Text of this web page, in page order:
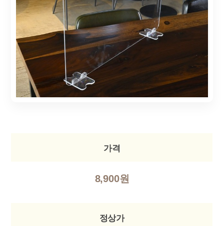
가격
8,900원
정상가